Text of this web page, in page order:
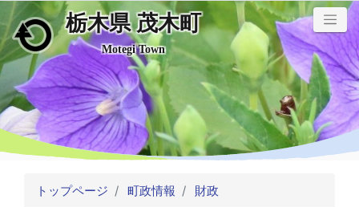
メインコンテンツにスキップ
栃木県 茂木町
Motegi Town
トップページ 町政情報 財政